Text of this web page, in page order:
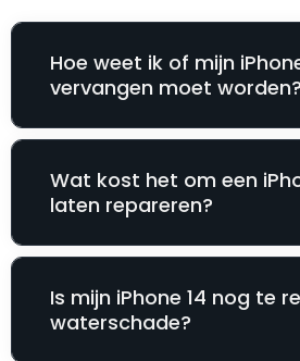
Hoe weet ik of mijn
vervangen moet worden?
Wat kost het om een
laten repareren?
Is mijn iPhone 14 nog te
waterschade?